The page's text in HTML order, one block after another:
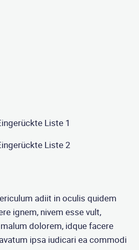
Liste 1
Liste 2
adiit in oculis quidem
ignem, nivem esse vult,
dolorem, idque facere
ipsa iudicari ea commodi